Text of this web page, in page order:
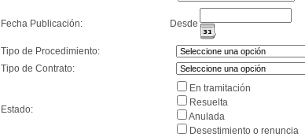
Fecha Publicación: Desde
Tipo de Procedimiento:
Tipo de Contrato:
Estado:
En tramitación
Resuelta
Anulada
Desestimiento o renuncia